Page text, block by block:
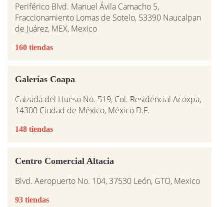
Periférico Blvd. Manuel Ávila Camacho 5,
Fraccionamiento Lomas de Sotelo, 53390 Naucalpan
de Juárez, MEX, Mexico
160 tiendas
Galerías Coapa
Calzada del Hueso No. 519, Col. Residencial Acoxpa,
14300 Ciudad de México, México D.F.
148 tiendas
Centro Comercial Altacia
Blvd. Aeropuerto No. 104, 37530 León, GTO, Mexico
93 tiendas